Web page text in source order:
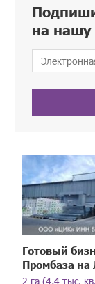
на нашу
Готовый
Промбаза на
2 га (4,4 тыс.